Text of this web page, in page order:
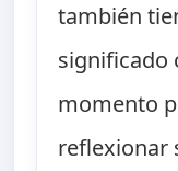
también
significado
momento
reflexionar